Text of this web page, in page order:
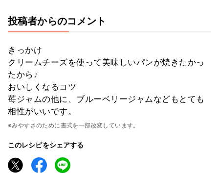
投稿者からのコメント
きっかけ
クリームチーズを使って美味しいパンが焼きたかっ
たから♪
おいしくなるコツ
苺ジャムの他に、ブルーベリージャムなどもとても
相性がいいです。
※みやすさのために書式を一部改変しています。
このレシピをシェアする